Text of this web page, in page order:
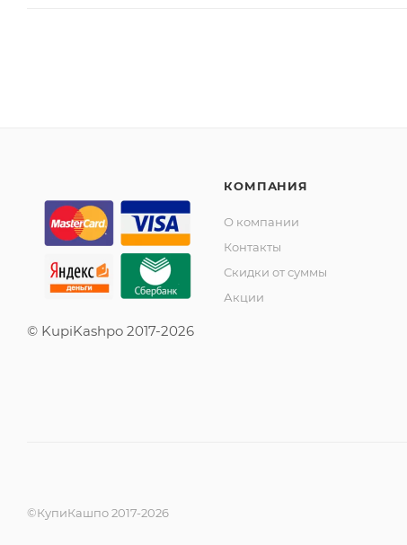
© KupiKashpo 2017-2026
КОМПАНИЯ
О компании
Контакты
Скидки от суммы
Акции
©КупиКашпо 2017-2026